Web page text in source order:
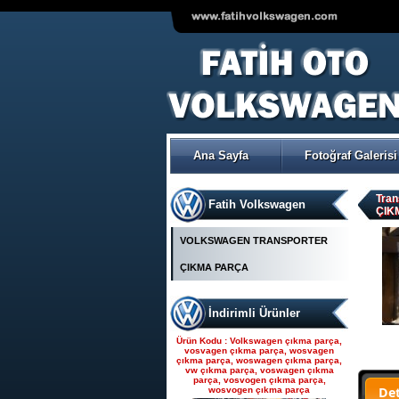
Ana Sayfa Fotoğraf Galerisi
Fatih Volkswagen
VOLKSWAGEN TRANSPORTER
ÇIKMA PARÇA
İndirimli Ürünler
VOLKSWAGEN POLO ÇIKMA
ORJİNAL TRW-KOYO
POMPASI
Ürün Kodu : Seat çıkma parça, seat
çıkma, seat parça, seat yedek parça,
seat çıkma orjinal parça, seat çıkma
yedekleri, ankara seat parça, fatih seat,
fatih seat parçaları,
Seat çıkma parça, seat
çıkma, seat parça, seat
yedek parça, seat çıkma
orjinal parça, seat çıkma par
Ürün Kodu : Volkswagen çıkma parça,
vosvagen çıkma parça, wosvagen
çıkma parça, woswagen çıkma parça,
vw çıkma parça, voswagen çıkma
parça, vosvogen çıkma parça,
wosvogen çıkma parça